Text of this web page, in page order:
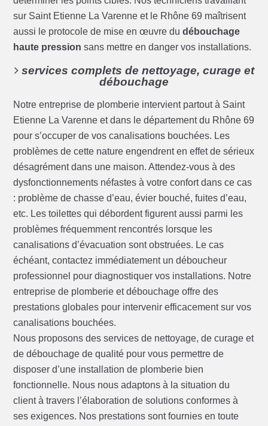
sur Saint Etienne La Varenne et le Rhône 69 maîtrisent
aussi le protocole de mise en œuvre dudébouchage
haute pression sans mettre en danger vos installations.
services complets de nettoyage, curage et
débouchage
Notre entreprise de plomberie intervient partout à Saint
Etienne La Varenne et dans le département du Rhône 69
pour s’occuper de vos canalisations bouchées. Les
problèmes de cette nature engendrent en effet de sérieux
désagrément dans une maison. Attendez-vous à des
dysfonctionnements néfastes à votre confort dans ce cas
: problème de chasse d’eau, évier bouché, fuites d’eau,
etc. Les toilettes qui débordent figurent aussi parmi les
problèmes fréquemment rencontrés lorsque les
canalisations d’évacuation sont obstruées. Le cas
échéant, contactez immédiatement un déboucheur
professionnel pour diagnostiquer vos installations. Notre
entreprise de plomberie et débouchage offre des
prestations globales pour intervenir efficacement sur vos
canalisations bouchées.
Nous proposons des services de nettoyage, de curage et
de débouchage de qualité pour vous permettre de
disposer d’une installation de plomberie bien
fonctionnelle. Nous nous adaptons à la situation du
client à travers l’élaboration de solutions conformes à
ses exigences. Nos prestations sont fournies en toute